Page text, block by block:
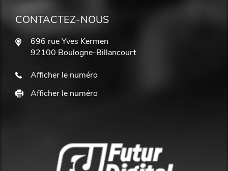
CONTACTEZ-NOUS
696 rue Yves Kermen
92100 Boulogne-Billancourt
Afficher le numéro
Afficher le numéro